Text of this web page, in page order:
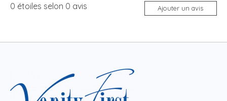
0 étoiles selon 0 avis Ajouter un avis